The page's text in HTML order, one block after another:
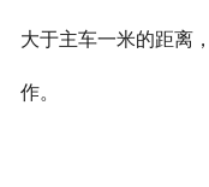
大于主车一米的距离
作。